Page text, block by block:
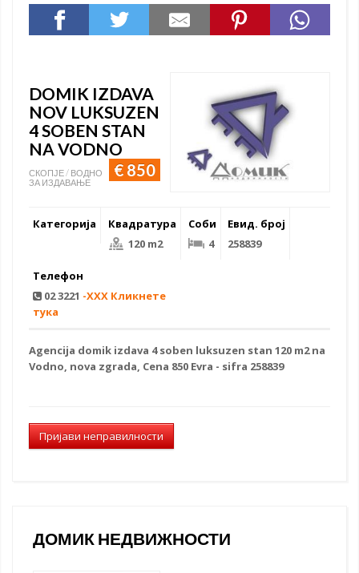
DOMIK IZDAVA
NOV LUKSUZEN
4 SOBEN STAN
NA VODNO
СКОПЈЕ / ВОДНО € 850
ЗА ИЗДАВАЊЕ
Категорија
Квадратура
120 m2
Соби
4
Евид. број
258839
Телефон
02 3221 -XXX Кликнете
тука
Agencija domik izdava 4 soben luksuzen stan 120 m2 na
Vodno, nova zgrada, Cena 850 Evra - sifra 258839
Пријави неправилности
ДОМИК НЕДВИЖНОСТИ